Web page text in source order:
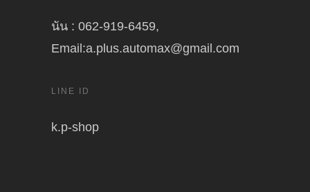
นัน : 062-919-6459,
Email:a.plus.automax@gmail.com
LINE ID
k.p-shop